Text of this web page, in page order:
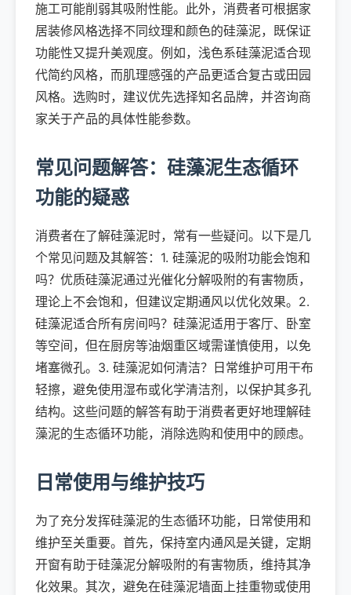
施工可能削弱其吸附性能。此外，消费者可根据家
居装修风格选择不同纹理和颜色的硅藻泥，既保证
功能性又提升美观度。例如，浅色系硅藻泥适合现
代简约风格，而肌理感强的产品更适合复古或田园
风格。选购时，建议优先选择知名品牌，并咨询商
家关于产品的具体性能参数。
常见问题解答：硅藻泥生态循环
功能的疑惑
消费者在了解硅藻泥时，常有一些疑问。以下是几
个常见问题及其解答：1. 硅藻泥的吸附功能会饱和
吗？优质硅藻泥通过光催化分解吸附的有害物质，
理论上不会饱和，但建议定期通风以优化效果。2.
硅藻泥适合所有房间吗？硅藻泥适用于客厅、卧室
等空间，但在厨房等油烟重区域需谨慎使用，以免
堵塞微孔。3. 硅藻泥如何清洁？日常维护可用干布
轻擦，避免使用湿布或化学清洁剂，以保护其多孔
结构。这些问题的解答有助于消费者更好地理解硅
藻泥的生态循环功能，消除选购和使用中的顾虑。
日常使用与维护技巧
为了充分发挥硅藻泥的生态循环功能，日常使用和
维护至关重要。首先，保持室内通风是关键，定期
开窗有助于硅藻泥分解吸附的有害物质，维持其净
化效果。其次，避免在硅藻泥墙面上挂重物或使用